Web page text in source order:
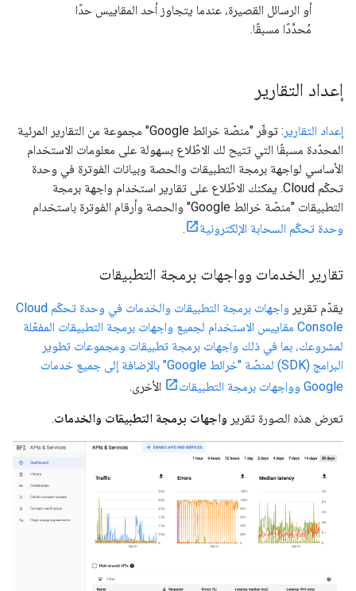
أو الرسائل القصيرة، عندما يتجاوز أحد المقاييس حدًا
مُحدَّدًا مسبقًا.
إعداد التقارير
إعداد التقارير
: توفّر "منصّة خرائط Google" مجموعة من التقارير المرئية
المحدّدة مسبقًا التي تتيح لك الاطّلاع بسهولة على معلومات الاستخدام
الأساسي لواجهة برمجة التطبيقات والحصة وبيانات الفوترة في وحدة
تحكّم Cloud. يمكنك الاطّلاع على تقارير استخدام واجهة برمجة
التطبيقات "منصّة خرائط Google" والحصة وأرقام الفوترة باستخدام
وحدة تحكّم السحابة الإلكترونية
.
تقارير الخدمات وواجهات برمجة التطبيقات
يقدّم تقرير
واجهات برمجة التطبيقات والخدمات في وحدة تحكّم Cloud
Console مقاييس الاستخدام لجميع واجهات برمجة التطبيقات المفعّلة
لمشروعك، بما في ذلك واجهات برمجة تطبيقات ومجموعات تطوير
البرامج (SDK) لمنصّة "خرائط Google" بالإضافة إلى جميع خدمات
Google وواجهات برمجة التطبيقات
الأخرى.
تعرض هذه الصورة تقرير واجهات برمجة التطبيقات والخدمات.